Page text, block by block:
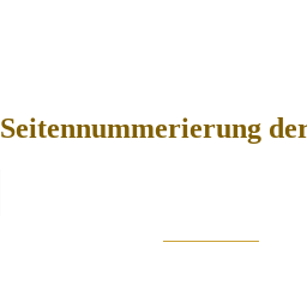
Seitennummerierung